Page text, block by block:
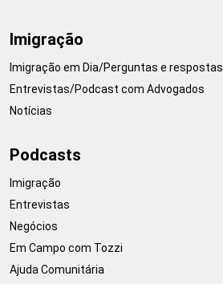
Imigração
Imigração em Dia/Perguntas e respostas
Entrevistas/Podcast com Advogados
Notícias
Podcasts
Imigração
Entrevistas
Negócios
Em Campo com Tozzi
Ajuda Comunitária